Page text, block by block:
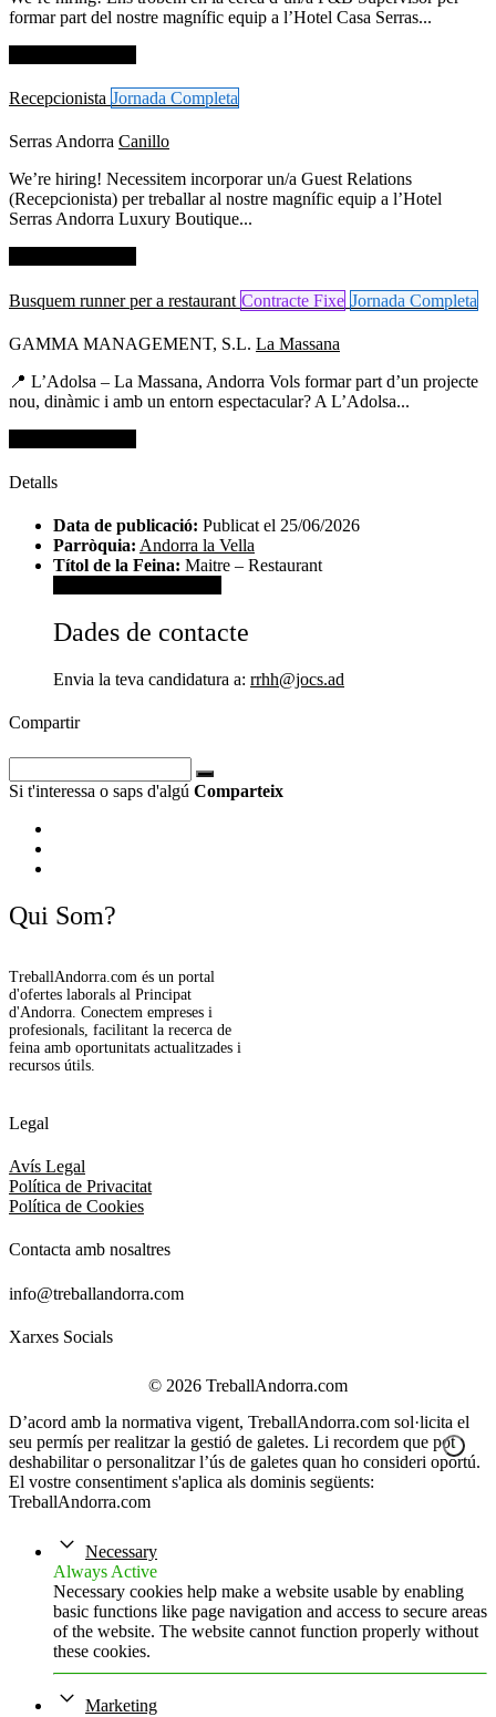
formar part del nostre magnífic equip a l’Hotel Casa Serras...
Recepcionista Jornada Completa
Serras Andorra Canillo
We’re hiring! Necessitem incorporar un/a Guest Relations
(Recepcionista) per treballar al nostre magnífic equip a l’Hotel
Serras Andorra Luxury Boutique...
Busquem runner per a restaurant Contracte Fixe Jornada Completa
GAMMA MANAGEMENT, S.L. La Massana
📍 L’Adolsa – La Massana, Andorra Vols formar part d’un projecte
nou, dinàmic i amb un entorn espectacular? A L’Adolsa...
Detalls
Data de publicació: Publicat el 25/06/2026
Parròquia: Andorra la Vella
Títol de la Feina: Maitre – Restaurant
Dades de contacte
Envia la teva candidatura a: rrhh@jocs.ad
Compartir
Si t'interessa o saps d'algú Comparteix
Qui Som?
TreballAndorra.com és un portal
d'ofertes laborals al Principat
d'Andorra. Conectem empreses i
profesionals, facilitant la recerca de
feina amb oportunitats actualitzades i
recursos útils.
Legal
Avís Legal
Política de Privacitat
Política de Cookies
Contacta amb nosaltres
info@treballandorra.com
Xarxes Socials
© 2026 TreballAndorra.com
D’acord amb la normativa vigent, TreballAndorra.com sol·licita el
seu permís per realitzar la gestió de galetes. Li recordem que pot
deshabilitar o personalitzar l’ús de galetes quan ho consideri oportú.
El vostre consentiment s'aplica als dominis següents:
TreballAndorra.com
Necessary
Always Active
Necessary cookies help make a website usable by enabling
basic functions like page navigation and access to secure areas
of the website. The website cannot function properly without
these cookies.
Marketing